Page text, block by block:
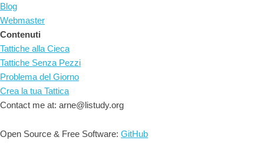
Blog
Webmaster
Contenuti
Tattiche alla Cieca
Tattiche Senza Pezzi
Problema del Giorno
Crea la tua Tattica
Contact me at: arne@listudy.org
Open Source & Free Software: GitHub